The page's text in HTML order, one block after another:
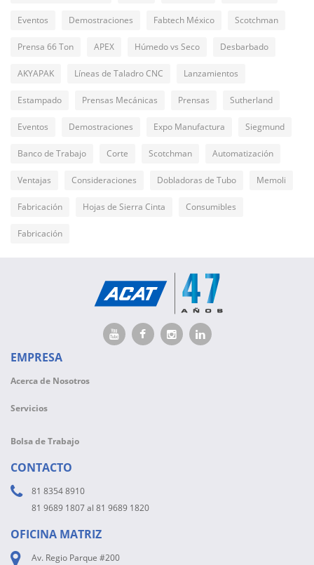
Eventos Demostraciones Fabtech México Scotchman
Prensa 66 Ton APEX Húmedo vs Seco Desbarbado
AKYAPAK Líneas de Taladro CNC Lanzamientos
Estampado Prensas Mecánicas Prensas Sutherland
Eventos Demostraciones Expo Manufactura Siegmund
Banco de Trabajo Corte Scotchman Automatización
Ventajas Consideraciones Dobladoras de Tubo Memoli
Fabricación Hojas de Sierra Cinta Consumibles
Fabricación
EMPRESA
Acerca de Nosotros
Servicios
Bolsa de Trabajo
CONTACTO
81 8354 8910
81 9689 1807 al 81 9689 1820
OFICINA MATRIZ
Av. Regio Parque #200